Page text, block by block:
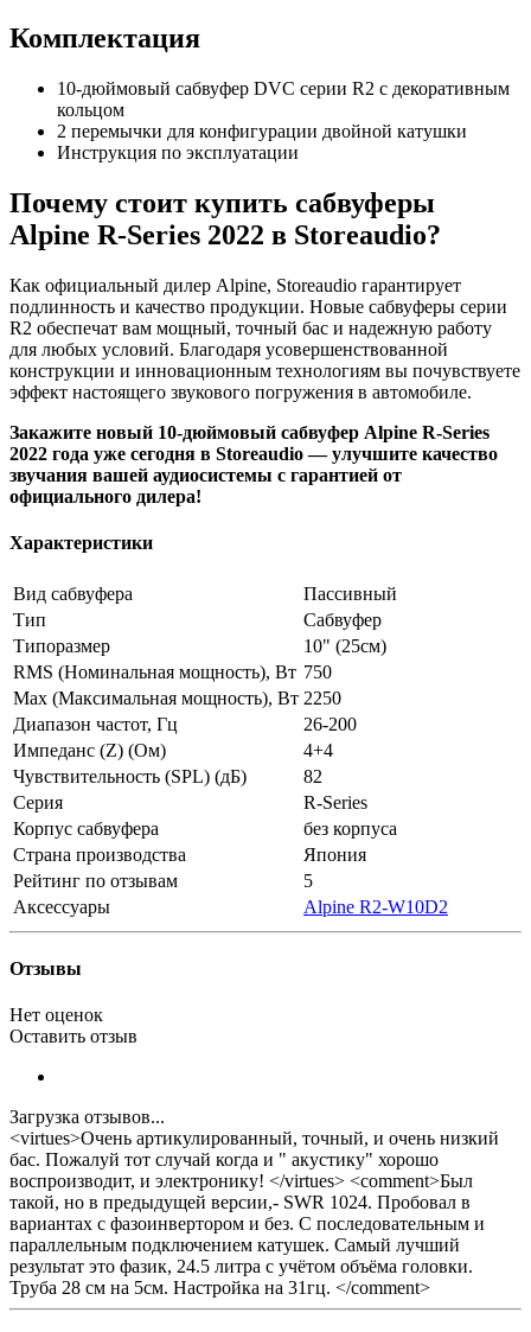
Комплектация
10-дюймовый сабвуфер DVC серии R2 с декоративным
кольцом
2 перемычки для конфигурации двойной катушки
Инструкция по эксплуатации
Почему стоит купить сабвуферы
Alpine R-Series 2022 в Storeaudio?
Как официальный дилер Alpine, Storeaudio гарантирует
подлинность и качество продукции. Новые сабвуферы серии
R2 обеспечат вам мощный, точный бас и надежную работу
для любых условий. Благодаря усовершенствованной
конструкции и инновационным технологиям вы почувствуете
эффект настоящего звукового погружения в автомобиле.
Закажите новый 10-дюймовый сабвуфер Alpine R-Series
2022 года уже сегодня в Storeaudio — улучшите качество
звучания вашей аудиосистемы с гарантией от
официального дилера!
Характеристики
Вид сабвуфера
Пассивный
Тип
Сабвуфер
Типоразмер
10" (25см)
RMS (Номинальная мощность), Вт 750
Max (Максимальная мощность), Вт 2250
Диапазон частот, Гц
26-200
Импеданс (Z) (Ом)
4+4
Чувствительность (SPL) (дБ)
82
Серия
R-Series
Корпус сабвуфера
без корпуса
Страна производства
Япония
Рейтинг по отзывам
5
Аксессуары
Alpine R2-W10D2
Отзывы
Нет оценок
Оставить отзыв
Загрузка отзывов...
<virtues>Очень артикулированный, точный, и очень низкий
бас. Пожалуй тот случай когда и " акустику" хорошо
воспроизводит, и электронику! </virtues> <comment>Был
такой, но в предыдущей версии,- SWR 1024. Пробовал в
вариантах с фазоинвертором и без. С последовательным и
параллельным подключением катушек. Самый лучший
результат это фазик, 24.5 литра с учётом объёма головки.
Труба 28 см на 5см. Настройка на 31гц. </comment>